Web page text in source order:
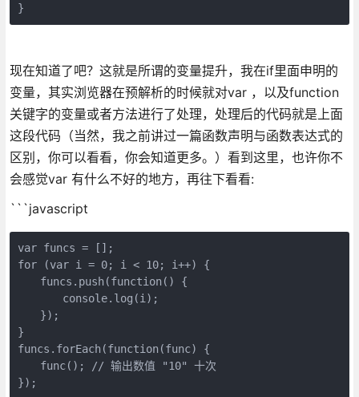
}
现在知道了吧？这就是所谓的变量提升，我在if里面申明的
变量，其实浏览器在预解析的时候就对var ，以及function
关键字的变量或者方法进行了处理，处理后的代码就是上面
这段代码（当然，我之前讲过一篇函数声明与函数表达式的
区别，你可以看看，你会知道更多。）看到这里，也许你不
会感觉var 有什么不好的地方，再往下看看:
```javascript
var funcs = [];
for (var i = 0; i < 10; i++) {
funcs.push(function() {
console.log(i);
});
}
funcs.forEach(function(func) {
func(); // 输出数值 "10" 十次
});